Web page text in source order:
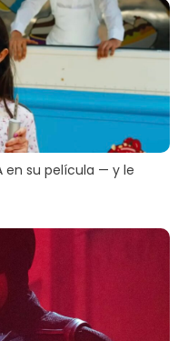
en su película — y le